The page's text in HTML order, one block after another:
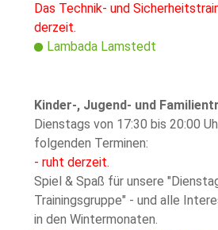
Das Technik- und
derzeit.
Lambada Lamstedt
Kinder-, Jugend- und
Dienstags von 17:30 bis 20:00
folgenden Terminen:
- ruht derzeit.
Spiel & Spaß für unsere
Trainingsgruppe" - und alle
in den Wintermonaten.